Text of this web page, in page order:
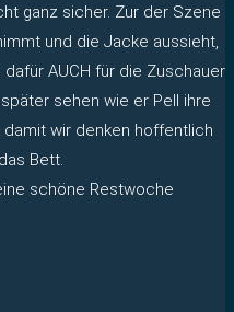
ganz sicher. Zur der Szene
und die Jacke aussieht,
AUCH für die Zuschauer
sehen wie er Pell ihre
wir denken hoffentlich
Bett.
schöne Restwoche